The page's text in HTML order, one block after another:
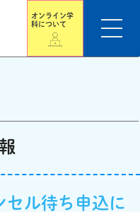
オンライン学
科について
セル待ち申込に